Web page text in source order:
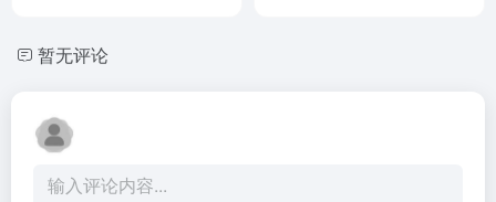
暂无评论